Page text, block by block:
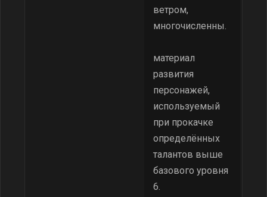
ветром,
многочисленны.
материал
развития
персонажей,
используемый
при прокачке
определённых
талантов выше
базового уровня
6.